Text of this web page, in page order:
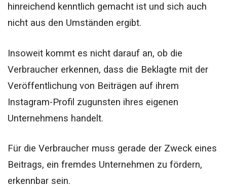
hinreichend kenntlich gemacht ist und sich auch
nicht aus den Umständen ergibt.
Insoweit kommt es nicht darauf an, ob die
Verbraucher erkennen, dass die Beklagte mit der
Veröffentlichung von Beiträgen auf ihrem
Instagram-Profil zugunsten ihres eigenen
Unternehmens handelt.
Für die Verbraucher muss gerade der Zweck eines
Beitrags, ein fremdes Unternehmen zu fördern,
erkennbar sein.